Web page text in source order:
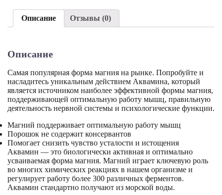
Магний
Аквамин
Описание Отзывы (0)
Описание
Самая популярная форма магния на рынке. Попробуйте и
насладитесь уникальным действием Аквамина, который
является источником наиболее эффективной формы магния,
поддерживающей оптимальную работу мышц, правильную
деятельность нервной системы и психологические функции.
Магний поддерживает оптимальную работу мышц
Порошок не содержит консервантов
Помогает снизить чувство усталости и истощения
Аквамин — это биологически активная и оптимально
усваиваемая форма магния. Магний играет ключевую роль
во многих химических реакциях в нашем организме и
регулирует работу более 300 различных ферментов.
Аквамин стандартно получают из морской воды.